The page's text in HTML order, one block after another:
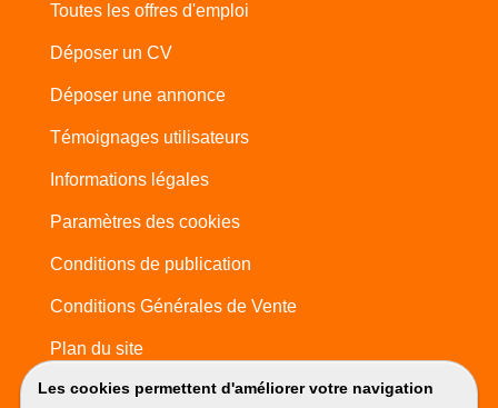
Les cookies permettent d'améliorer votre navigation
Toutes les offres d'emploi
Déposer un CV
Déposer une annonce
Témoignages utilisateurs
Informations légales
Paramètres des cookies
Conditions de publication
Conditions Générales de Vente
Plan du site